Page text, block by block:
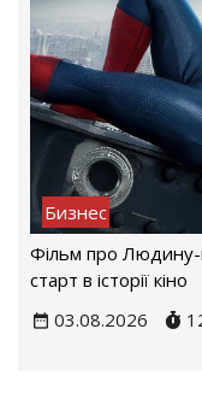
Бизнес
Фільм про Людину-
старт в історії кіно
03.08.2026